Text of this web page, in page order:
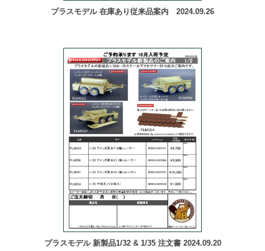
プラスモデル 在庫あり従来品案内 2024.09.26
プラスモデル 新製品1/32 & 1/35 注文書 2024.09.20